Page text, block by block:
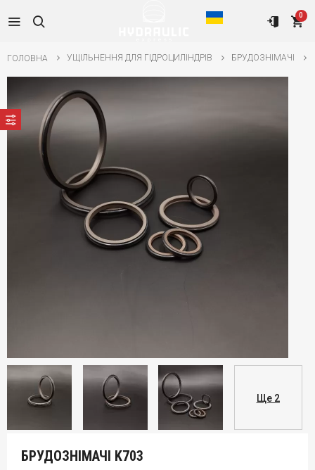
0
ГОЛОВНА УЩІЛЬНЕННЯ ДЛЯ ГІДРОЦИЛІНДРІВ БРУДОЗНІМАЧІ
Ще 2
БРУДОЗНІМАЧІ K703